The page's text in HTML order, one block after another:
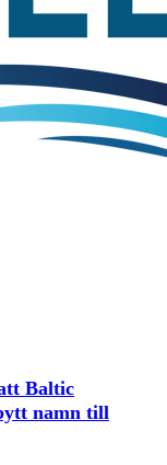
Baltic
namn till